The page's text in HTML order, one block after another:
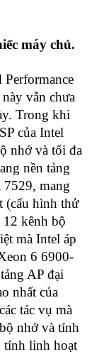
máy chủ.
vẫn chưa
Trong khi
của Intel
nhớ và tối đa
nền tảng
7529, mang
(cấu hình thử
kênh bộ
mà Intel áp
6 6900-
AP đại
nhất của
tác vụ mà
nhớ và tính
tính linh hoạt